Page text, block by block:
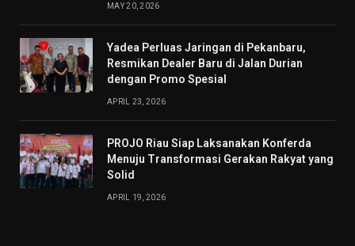
MAY 20, 2026
Yadea Perluas Jaringan di Pekanbaru,
Resmikan Dealer Baru di Jalan Durian
dengan Promo Spesial
APRIL 23, 2026
PROJO Riau Siap Laksanakan Konferda
Menuju Transformasi Gerakan Rakyat yang
Solid
APRIL 19, 2026